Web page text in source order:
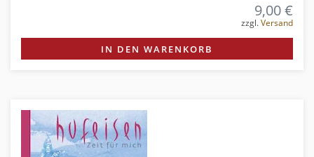
9,00 €
zzgl.Versand
IN DEN WARENKORB